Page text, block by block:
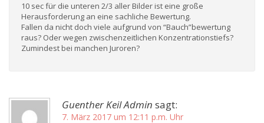
10 sec für die unteren 2/3 aller Bilder ist eine große
Herausforderung an eine sachliche Bewertung.
Fallen da nicht doch viele aufgrund von “Bauch”bewertung
raus? Oder wegen zwischenzeitlichen Konzentrationstiefs?
Zumindest bei manchen Juroren?
Guenther Keil Admin sagt:
7. März 2017 um 12:11 p.m. Uhr